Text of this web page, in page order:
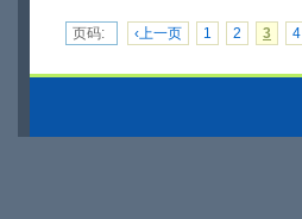
页码: ‹上一页 1 2 3 4